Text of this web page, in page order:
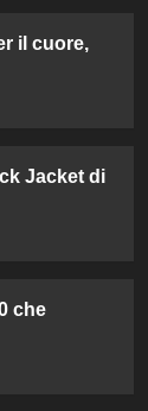
il cuore,
Jacket di
che